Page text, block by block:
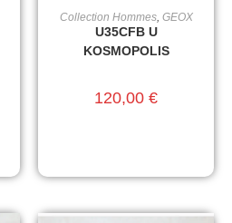
CHOIX DES OPTIONS
Collection Hommes, GEOX
U35CFB U
KOSMOPOLIS
120,00 €